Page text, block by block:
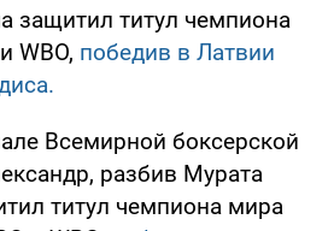
защитил титул чемпиона
WBO, победив в Латвии
Всемирной боксерской
разбив Мурата
титул чемпиона мира